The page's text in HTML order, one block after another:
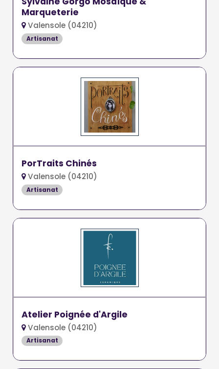
Marqueterie
Valensole (04210)
Artisanat
PorTraits Chinés
Valensole (04210)
Artisanat
Atelier Poignée d'Argile
Valensole (04210)
Artisanat